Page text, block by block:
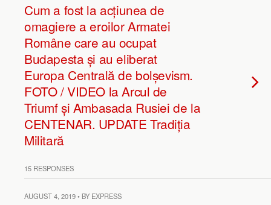
Cum a fost la acțiunea de
omagiere a eroilor Armatei
Române care au ocupat
Budapesta și au eliberat
Europa Centrală de bolșevism.
FOTO / VIDEO la Arcul de
Triumf și Ambasada Rusiei de la
CENTENAR. UPDATE Tradiția
Militară
15 RESPONSES
AUGUST 4, 2019 • BY EXPRESS